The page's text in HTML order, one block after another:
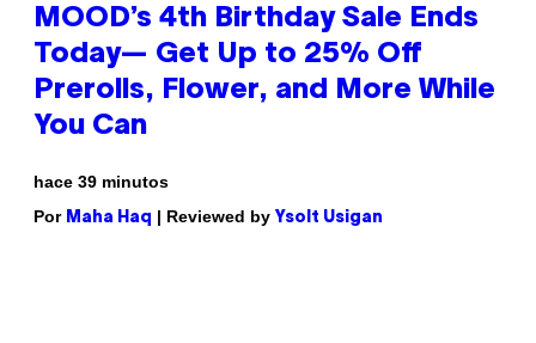
MOOD’s 4th Birthday Sale Ends
Today— Get Up to 25% Off
Prerolls, Flower, and More While
You Can
hace 39 minutos
Por Maha Haq | Reviewed by Ysolt Usigan